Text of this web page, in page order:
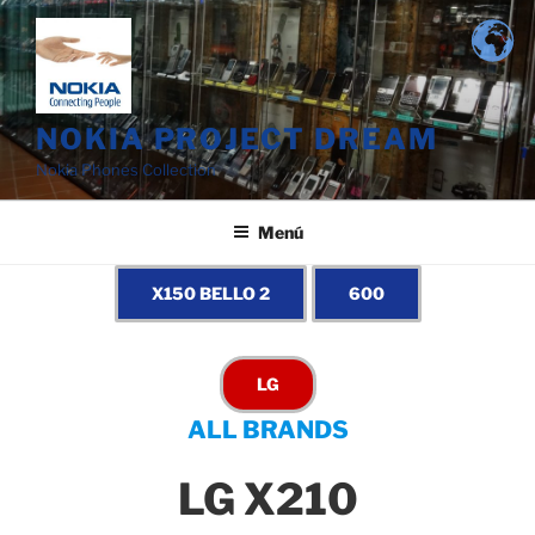
Saltar
al
contenido
NOKIA PROJECT DREAM
Nokia Phones Collection
Menú
ALL BRANDS
LG X210